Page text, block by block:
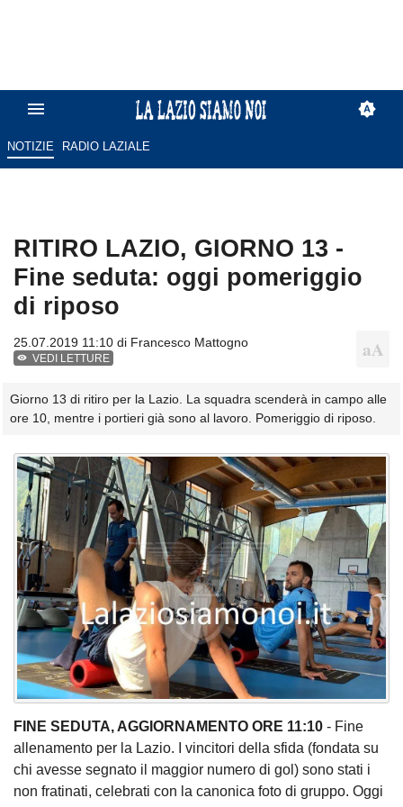
NOTIZIE RADIO LAZIALE
RITIRO LAZIO, GIORNO 13 -
Fine seduta: oggi pomeriggio
di riposo
25.07.2019 11:10 di Francesco Mattogno
VEDI LETTURE
Giorno 13 di ritiro per la Lazio. La squadra scenderà in campo alle
ore 10, mentre i portieri già sono al lavoro. Pomeriggio di riposo.
FINE SEDUTA, AGGIORNAMENTO ORE 11:10 - Fine
allenamento per la Lazio. I vincitori della sfida (fondata su
chi avesse segnato il maggior numero di gol) sono stati i
non fratinati, celebrati con la canonica foto di gruppo. Oggi